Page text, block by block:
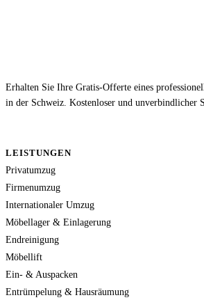
Erhalten Sie Ihre Gratis-Offerte eines
in der Schweiz. Kostenloser und unverbindlicher
LEISTUNGEN
Privatumzug
Firmenumzug
Internationaler Umzug
Möbellager & Einlagerung
Endreinigung
Möbellift
Ein- & Auspacken
Entrümpelung & Hausräumung